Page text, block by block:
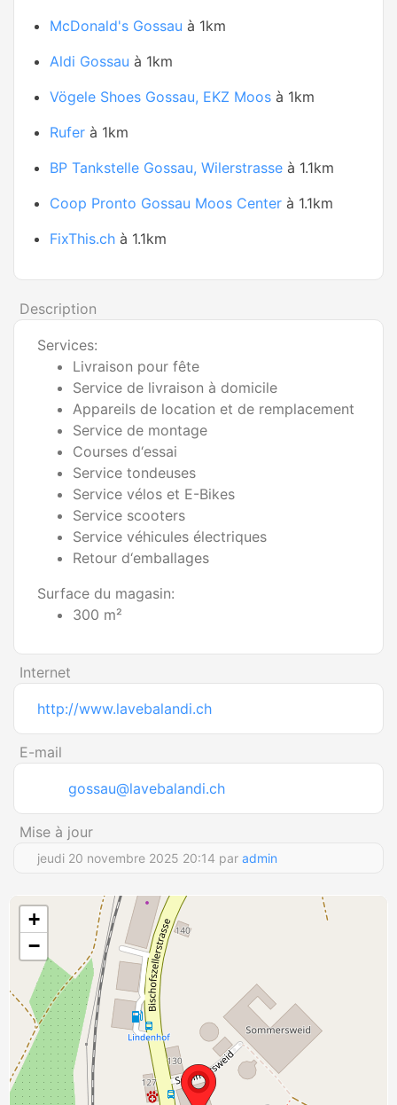
McDonald's Gossau à 1km
Aldi Gossau à 1km
Vögele Shoes Gossau, EKZ Moos à 1km
Rufer à 1km
BP Tankstelle Gossau, Wilerstrasse à 1.1km
Coop Pronto Gossau Moos Center à 1.1km
FixThis.ch à 1.1km
Description
Services:
Livraison pour fête
Service de livraison à domicile
Appareils de location et de remplacement
Service de montage
Courses d‘essai
Service tondeuses
Service vélos et E-Bikes
Service scooters
Service véhicules électriques
Retour d‘emballages
Surface du magasin:
300 m²
Internet
http://www.lavebalandi.ch
E-mail
gossau@lavebalandi.ch
Mise à jour
jeudi 20 novembre 2025 20:14 par admin
+
−